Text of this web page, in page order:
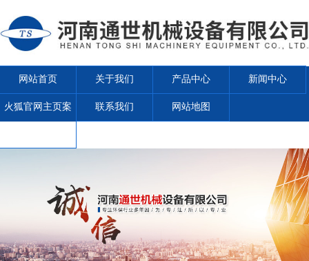
网站首页 关于我们 产品中心 新闻中心
火狐官网主页案 联系我们 网站地图